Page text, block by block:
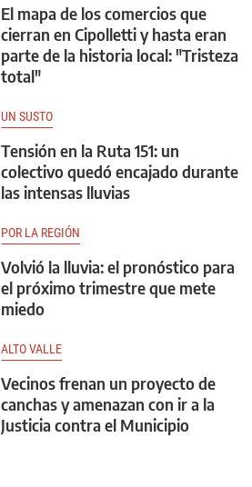
El mapa de los comercios que
cierran en Cipolletti y hasta eran
parte de la historia local: "Tristeza
total"
UN SUSTO
Tensión en la Ruta 151: un
colectivo quedó encajado durante
las intensas lluvias
POR LA REGIÓN
Volvió la lluvia: el pronóstico para
el próximo trimestre que mete
miedo
ALTO VALLE
Vecinos frenan un proyecto de
canchas y amenazan con ir a la
Justicia contra el Municipio